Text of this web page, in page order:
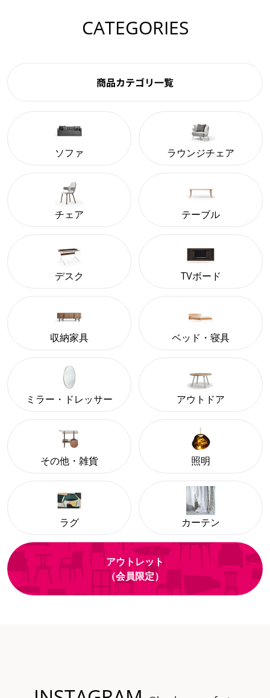
CATEGORIES
商品カテゴリ一覧
ソファ ラウンジチェア
チェア テーブル
デスク TVボード
収納家具 ベッド・寝具
ミラー・ドレッサー アウトドア
その他・雑貨 照明
ラグ カーテン
アウトレット
（会員限定）